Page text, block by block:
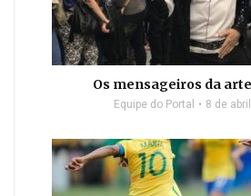
Os mensageiros da
Equipe do Portal 8 de